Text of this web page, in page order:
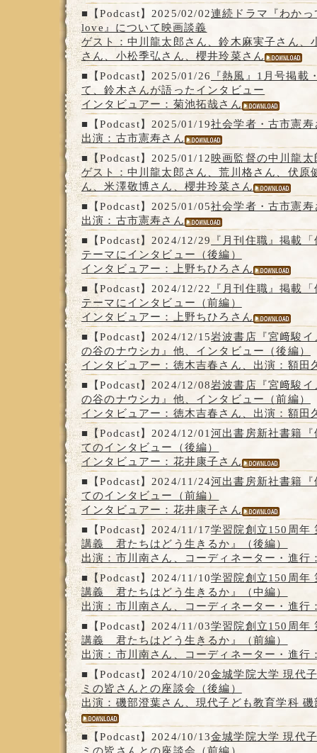
■【Podcast】2025/02/02連続ドラマ『わか
love』について映画談義
ゲスト：中川龍太郎さん、鈴木麻実子さん、
さん、小松季弘さん、櫻井玲菜さん
■【Podcast】2025/01/26
『熱風』1月号掲載
て、鈴木さんが語ったインタビュー
インタビュアー：菊池拓哉さん
■【Podcast】2025/01/19社会学者・古市憲
出演：古市憲寿さん
■【Podcast】2025/01/12映画監督の中川龍
ゲスト：中川龍太郎さん、荒川格さん、伏原
ん、米澤敬博さん、櫻井玲菜さん
■【Podcast】2025/01/05社会学者・古市憲
出演：古市憲寿さん
■【Podcast】2024/12/29
『月刊住職』掲載
テーマにインタビュー（後編）
インタビュアー：上野ちひろさん
■【Podcast】2024/12/22
『月刊住職』掲載
テーマにインタビュー（前編）
インタビュアー：上野ちひろさん
■【Podcast】2024/12/15岩波書店『宮﨑駿
の谷のナウシカ』他、インタビュー（後編）
インタビュアー：徳木吉春さん、出演：額田
■【Podcast】2024/12/08岩波書店『宮﨑駿
の谷のナウシカ』他、インタビュー（前編）
インタビュアー：徳木吉春さん、出演：額田
■【Podcast】2024/12/01 河出書房新社書籍
てのインタビュー（後編）
インタビュアー：花井康子さん
■【Podcast】2024/11/24河出書房新社書籍
てのインタビュー（前編）
インタビュアー：花井康子さん
■【Podcast】2024/11/17学習院創立150周年
講義 君たちはどう生きるか』（後編）
出演：市川南さん、コーディネーター・進行
■【Podcast】2024/11/10学習院創立150周年
講義 君たちはどう生きるか』（中編）
出演：市川南さん、コーディネーター・進行
■【Podcast】2024/11/03学習院創立150周年
講義 君たちはどう生きるか』（前編）
出演：市川南さん、コーディネーター・進行
■【Podcast】2024/10/20金城学院大学 現代
ミの皆さんとの座談会（後編）
出演：磯部澄葉さん、現代子ども教育学科
■【Podcast】2024/10/13金城学院大学 現代